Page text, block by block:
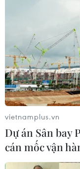
vietnamplus.vn
Dự án Sân bay
cán mốc vận